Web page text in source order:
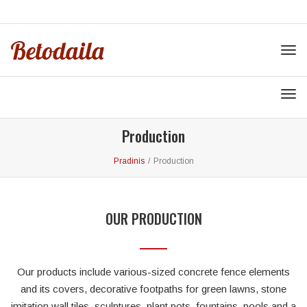
Production
Pradinis / Production
OUR PRODUCTION
Our products include various-sized concrete fence elements
and its covers, decorative footpaths for green lawns, stone